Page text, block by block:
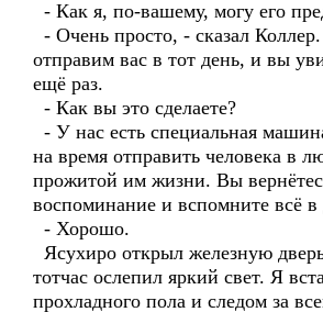
- Как я, по-вашему, могу его
- Очень просто, - сказал
отправим вас в тот день, и вы
ещё раз.
- Как вы это сделаете?
- У нас есть специальная
на время отправить человека в
прожитой им жизни. Вы
воспоминание и вспомните всё в
- Хорошо.
Ясухиро открыл железную
тотчас ослепил яркий свет. Я
прохладного пола и следом за